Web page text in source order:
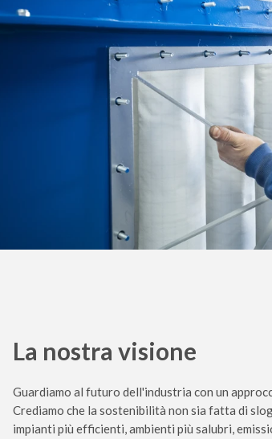
La nostra visione
Guardiamo al futuro dell'industria con un
Crediamo che la sostenibilità non sia fatta di
impianti più efficienti, ambienti più salubri,